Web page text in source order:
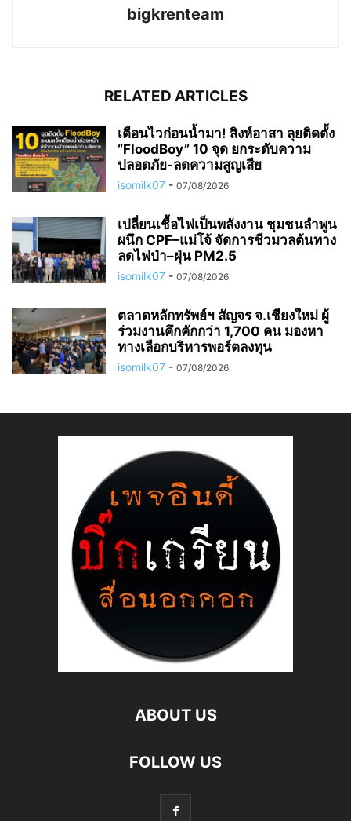
bigkrenteam
RELATED ARTICLES
เตือนไวก่อนน้ำมา! สิงห์อาสา ลุยติดตั้ง
“FloodBoy” 10 จุด ยกระดับความ
ปลอดภัย-ลดความสูญเสีย
isomilk07 - 07/08/2026
เปลี่ยนเชื้อไฟเป็นพลังงาน ชุมชนลำพูน
ผนึก CPF–แม่โจ้ จัดการชีวมวลต้นทาง
ลดไฟป่า–ฝุ่น PM2.5
isomilk07 - 07/08/2026
ตลาดหลักทรัพย์ฯ สัญจร จ.เชียงใหม่ ผู้
ร่วมงานคึกคักกว่า 1,700 คน มองหา
ทางเลือกบริหารพอร์ตลงทุน
isomilk07 - 07/08/2026
ABOUT US
FOLLOW US